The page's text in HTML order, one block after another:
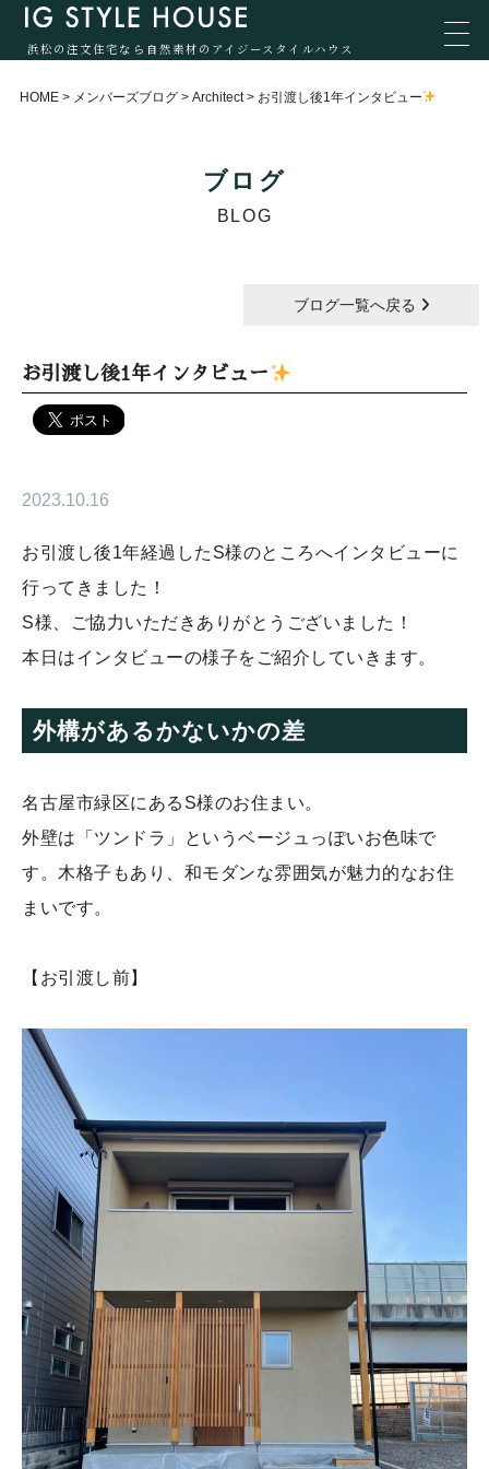
浜松の注文住宅なら自然素材のアイジースタイルハウス
HOME > メンバーズブログ > Architect > お引渡し後1年インタビュー
ブログ
BLOG
ブログ一覧へ戻る
お引渡し後1年インタビュー
2023.10.16
お引渡し後1年経過したS様のところへインタビューに
行ってきました！
S様、ご協力いただきありがとうございました！
本日はインタビューの様子をご紹介していきます。
外構があるかないかの差
名古屋市緑区にあるS様のお住まい。
外壁は「ツンドラ」というベージュっぽいお色味で
す。木格子もあり、和モダンな雰囲気が魅力的なお住
まいです。
【お引渡し前】